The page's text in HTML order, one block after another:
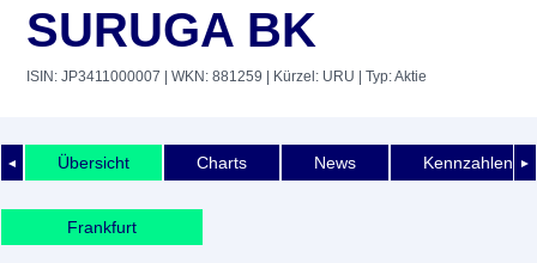
SURUGA BK
ISIN: JP3411000007 | WKN: 881259 | Kürzel: URU | Typ: Aktie
◄ ►
Übersicht Charts News Kennzahlen
Frankfurt